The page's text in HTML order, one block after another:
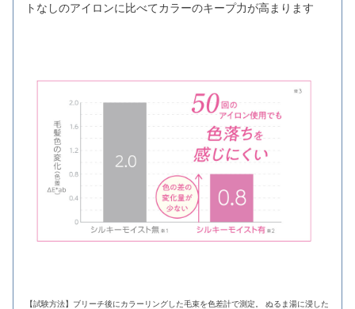
トなしのアイロンに比べてカラーのキープ力が高まります
【試験方法】ブリーチ後にカラーリングした毛束を色差計で測定。 ぬるま湯に浸した